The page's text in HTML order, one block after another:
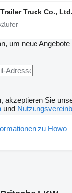
Truck Co., Ltd.
um neue
akzeptieren Sie
und
zu Howo